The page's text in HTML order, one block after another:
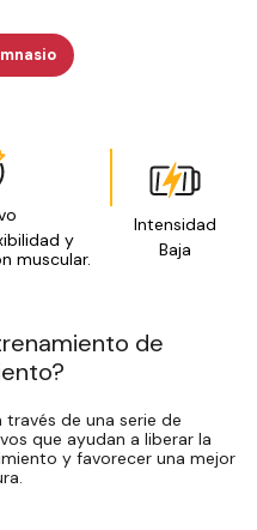
y
muscular.
Intensidad
Baja
de
través de una serie de
que ayudan a liberar la
y favorecer una mejor